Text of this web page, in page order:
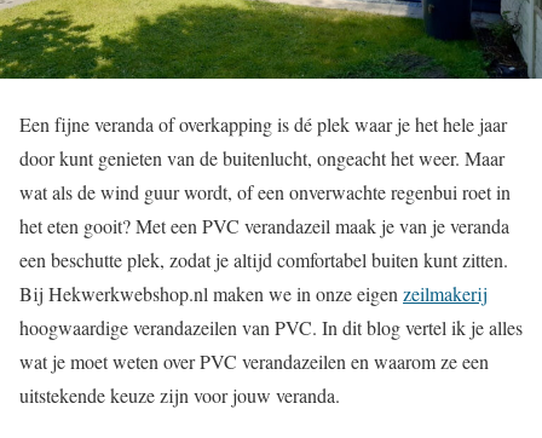
Een fijne veranda of overkapping is dé plek waar je het hele jaar
door kunt genieten van de buitenlucht, ongeacht het weer. Maar
wat als de wind guur wordt, of een onverwachte regenbui roet in
het eten gooit? Met een PVC verandazeil maak je van je veranda
een beschutte plek, zodat je altijd comfortabel buiten kunt zitten.
Bij Hekwerkwebshop.nl maken we in onze eigen zeilmakerij
hoogwaardige verandazeilen van PVC. In dit blog vertel ik je alles
wat je moet weten over PVC verandazeilen en waarom ze een
uitstekende keuze zijn voor jouw veranda.